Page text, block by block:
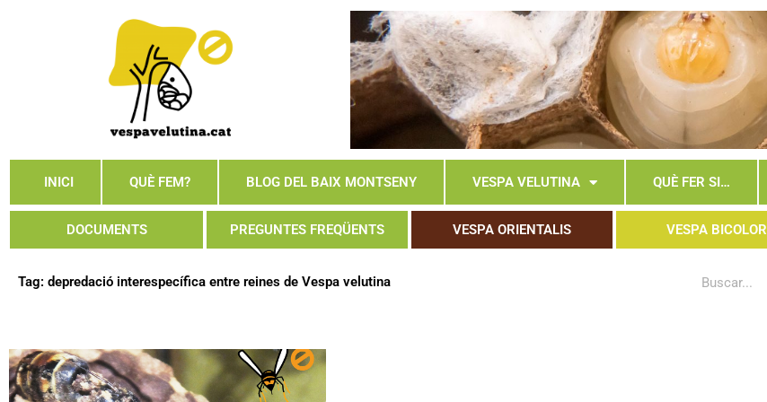
INICI QUÈ FEM? BLOG DEL BAIX MONTSENY VESPA VELUTINA QUÈ FER SI…
DOCUMENTS PREGUNTES FREQÜENTS VESPA ORIENTALIS VESPA BICOLOR
Tag: depredació interespecífica entre reines de Vespa velutina Search